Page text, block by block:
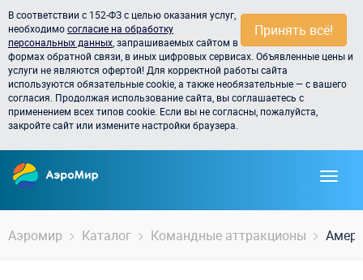
Принять всё!
В соответствии с 152-ФЗ с целью оказания услуг,
необходимосогласие на обработку
персональных данных , запрашиваемых сайтом в
формах обратной связи, в иных цифровых сервисах. Объявленные цены и
услуги не являются офертой! Для корректной работы сайта
используются обязательные cookie, а также необязательные — с вашего
согласия. Продолжая использование сайта, вы соглашаетесь с
применением всех типов cookie. Если вы не согласны, пожалуйста,
закройте сайт или измените настройки браузера.
Аэромир Каталог Командные аттракционы